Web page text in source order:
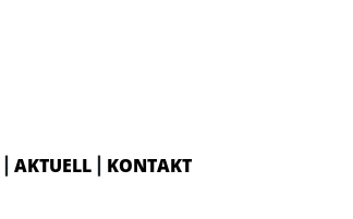
AKTUELL KONTAKT